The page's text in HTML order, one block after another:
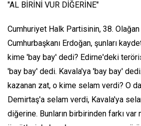
"AL BİRİNİ VUR DİĞERİNE"
Cumhuriyet Halk Partisinin, 38.
Cumhurbaşkanı Erdoğan, şunları
kime 'bay bay' dedi? Edirne'deki
'bay bay' dedi. Kavala'ya 'bay bay'
kazanan zat, o kime selam verdi? O
Demirtaş'a selam verdi, Kavala'ya
diğerine. Bunların birbirinden farkı var